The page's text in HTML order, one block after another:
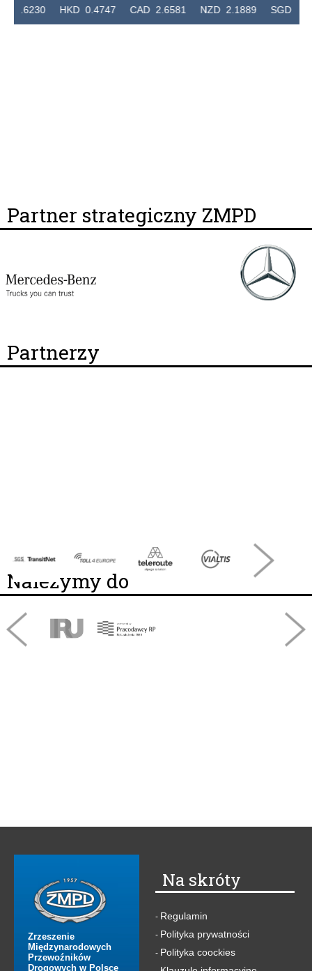
HKD 0.4747 CAD 2.6581 NZD 2.1889 SGD
Partner strategiczny ZMPD
Partnerzy
Należymy do
Zrzeszenie
Międzynarodowych
Przewoźników
Drogowych w Polsce
Na skróty
- Regulamin
- Polityka prywatności
- Polityka coockies